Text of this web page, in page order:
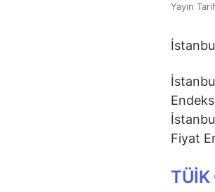
Yayın
Fiyat
TÜİK